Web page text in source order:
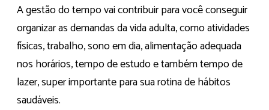
A gestão do tempo vai contribuir para você conseguir
organizar as demandas da vida adulta, como atividades
físicas, trabalho, sono em dia, alimentação adequada
nos horários, tempo de estudo e também tempo de
lazer, super importante para sua rotina de hábitos
saudáveis.